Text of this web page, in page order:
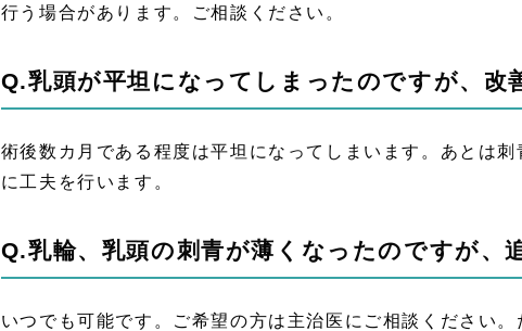
行う場合があります。ご相談ください。
Q.乳頭が平坦になってしまったのですが、改
術後数カ月である程度は平坦になってしまいます。あとは
に工夫を行います。
Q.乳輪、乳頭の刺青が薄くなったのですが、
いつでも可能です。ご希望の方は主治医にご相談ください